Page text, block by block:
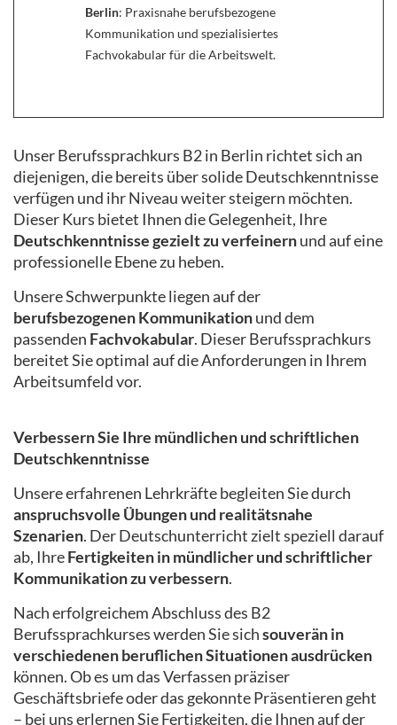
Berlin: Praxisnahe berufsbezogene
Kommunikation und spezialisiertes
Fachvokabular für die Arbeitswelt.
Unser Berufssprachkurs B2 in Berlin richtet sich an
diejenigen, die bereits über solide Deutschkenntnisse
verfügen und ihr Niveau weiter steigern möchten.
Dieser Kurs bietet Ihnen die Gelegenheit, Ihre
Deutschkenntnisse gezielt zu verfeinernund auf eine
professionelle Ebene zu heben.
Unsere Schwerpunkte liegen auf der
berufsbezogenen Kommunikationund dem
passenden Fachvokabular. Dieser Berufssprachkurs
bereitet Sie optimal auf die Anforderungen in Ihrem
Arbeitsumfeld vor.
Verbessern Sie Ihre mündlichen und schriftlichen
Deutschkenntnisse
Unsere erfahrenen Lehrkräfte begleiten Sie durch
anspruchsvolle Übungen und realitätsnahe
Szenarien. Der Deutschunterricht zielt speziell darauf
ab, IhreFertigkeiten in mündlicher und schriftlicher
Kommunikation zu verbessern.
Nach erfolgreichem Abschluss des B2
Berufssprachkurses werden Sie sichsouverän in
verschiedenen beruflichen Situationen ausdrücken
können. Ob es um das Verfassen präziser
Geschäftsbriefe oder das gekonnte Präsentieren geht
– bei uns erlernen Sie Fertigkeiten, die Ihnen auf der